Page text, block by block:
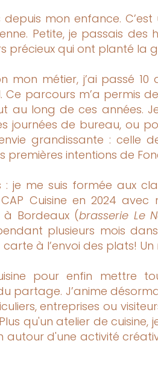
mon enfance.
Petite, je passais des
précieux qui ont planté la
métier, j’ai passé 10
Ce parcours m’a permis
au long de ces années.
journées de bureau, ou
grandissante : celle
intentions de
: je me suis formée aux
Cuisine en 2024
à Bordeaux (brasserie Le
plusieurs mois
à l’envoi des plats!
pour enfin mettre
partage. J’anime
entreprises ou
qu'un atelier de
autour d'une activité